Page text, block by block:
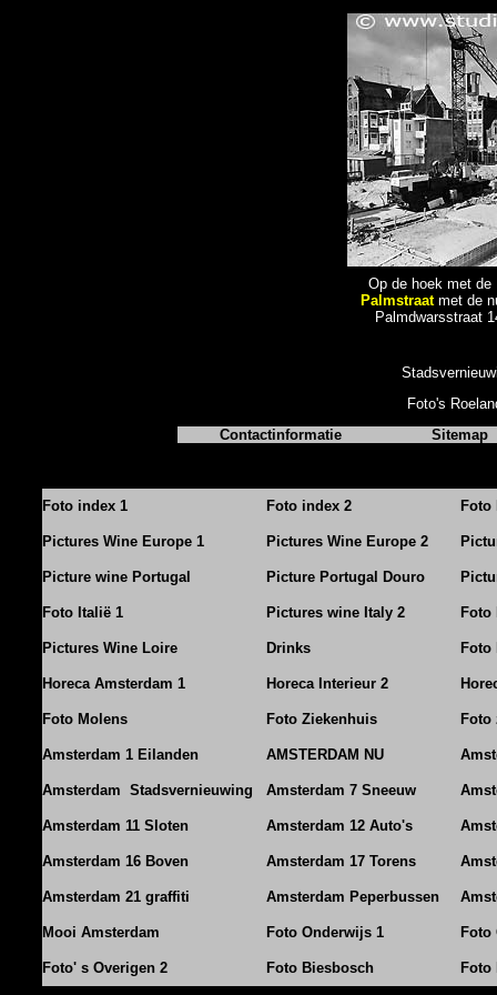
Op de hoek met de
Palmstraat met de
Palmdwarsstraat
Foto's
Contactinformatie
Sitemap
Foto index 1 Foto index 2 Foto
Pictures Wine Europe 1 Pictures Wine Europe 2
Picture wine Portugal Picture Portugal Douro
Foto Italië 1 Pictures wine Italy 2 Foto
Pictures Wine Loire Drinks Foto
Horeca Amsterdam 1 Horeca Interieur 2
Foto Molens Foto Ziekenhuis Foto
Amsterdam 1 Eilanden AMSTERDAM NU
Amsterdam Stadsvernieuwing Amsterdam 7 Sneeuw
Amsterdam 11 Sloten Amsterdam 12 Auto's
Amsterdam 16 Boven Amsterdam 17 Torens
Amsterdam 21 graffiti Amsterdam Peperbussen
Mooi Amsterdam Foto Onderwijs 1 Foto
Foto' s Overigen 2 Foto Biesbosch Foto